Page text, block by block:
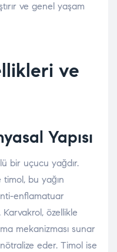
ve genel yaşam
ve
Yapısı
bir uçucu yağdır.
bu yağın
enflamatuar
Karvakrol, özellikle
mekanizması sunar
eder. Timol ise